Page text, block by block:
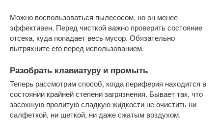
Можно воспользоваться пылесосом, но он менее
эффективен. Перед чисткой важно проверить состояние
отсека, куда попадает весь мусор. Обязательно
вытряхните его перед использованием.
Разобрать клавиатуру и промыть
Теперь рассмотрим способ, когда периферия находится в
состоянии крайней степени загрязнения. Бывает так, что
засохшую пролитую сладкую жидкости не очистить ни
салфеткой, ни щеткой, ни даже сжатым воздухом.